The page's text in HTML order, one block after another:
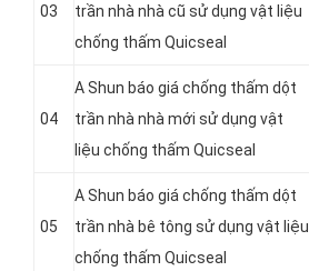
03
trần nhà nhà cũ sử dụng vật liệu
chống thấm Quicseal
04
A Shun báo giá chống thấm dột
trần nhà nhà mới sử dụng vật
liệu chống thấm Quicseal
05
A Shun báo giá chống thấm dột
trần nhà bê tông sử dụng vật liệu
chống thấm Quicseal